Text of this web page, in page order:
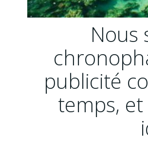
Nous
publicité
temps,